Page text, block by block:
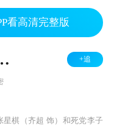
看高清完整版
假棺椁 +追
星棋（齐超 饰）和死党李子